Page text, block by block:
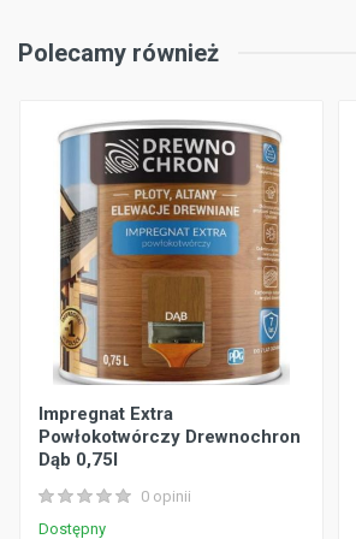
Polecamy również
Impregnat Extra
Powłokotwórczy Drewnochron
Dąb 0,75l
0 opinii
Dostępny